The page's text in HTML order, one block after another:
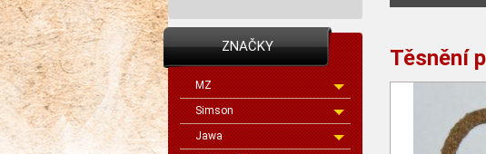
ZNAČKY
MZ
Simson
Jawa
Těsnění